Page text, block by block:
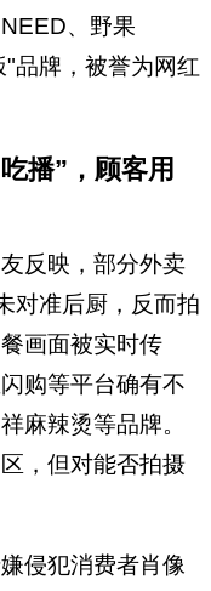
、野果
品牌，被誉为网红
播”，顾客用
反映，部分外卖
对准后厨，反而拍
画面被实时传
购等平台确有不
麻辣烫等品牌。
，但对能否拍摄
侵犯消费者肖像